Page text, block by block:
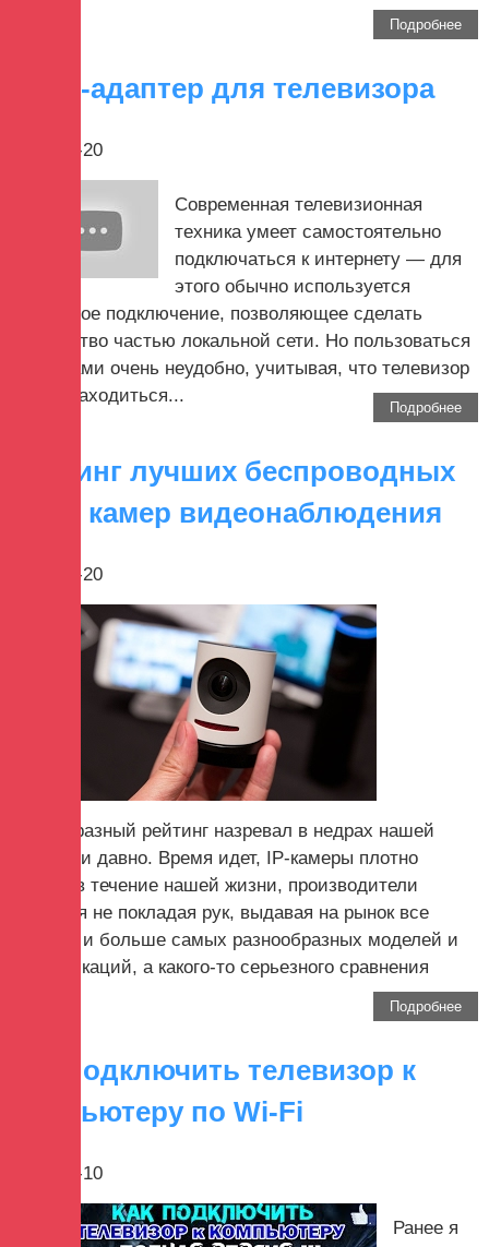
Подробнее
Wi-Fi-адаптер для телевизора
2017-12-20
Современная телевизионная
техника умеет самостоятельно
подключаться к интернету — для
этого обычно используется
проводное подключение, позволяющее сделать
устройство частью локальной сети. Но пользоваться
проводами очень неудобно, учитывая, что телевизор
может находиться...
Подробнее
Рейтинг лучших беспроводных
Wi-Fi камер видеонаблюдения
2017-12-20
Своеобразный рейтинг назревал в недрах нашей
редакции давно. Время идет, IP-камеры плотно
входят в течение нашей жизни, производители
трудятся не покладая рук, выдавая на рынок все
больше и больше самых разнообразных моделей и
модификаций, а какого-то серьезного сравнения
Подробнее
Как подключить телевизор к
компьютеру по Wi-Fi
2017-12-10
Ранее я